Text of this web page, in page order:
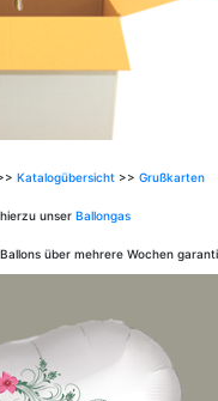
Katalogübersicht>> Grußkarten
unser Ballongas
über mehrere Wochen